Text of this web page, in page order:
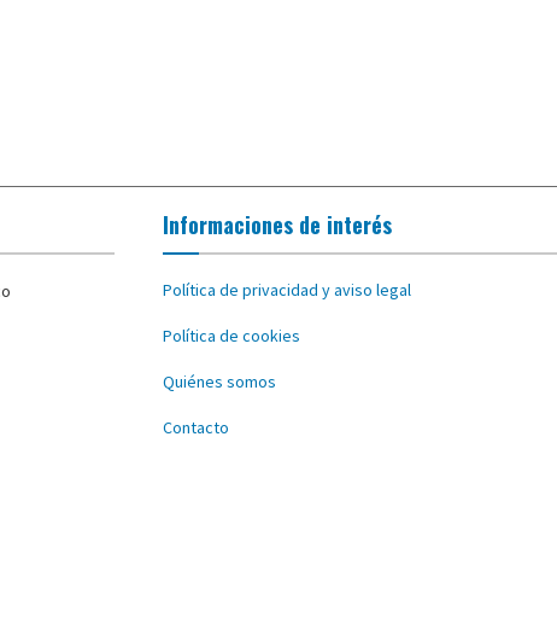
Informaciones de interés
Política de privacidad y aviso legal
Política de cookies
Quiénes somos
Contacto